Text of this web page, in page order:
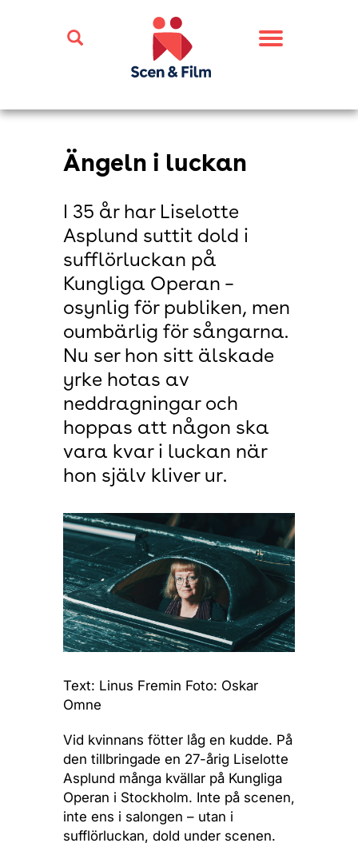
Toggle
Ängeln i luckan
I 35 år har Liselotte
Asplund suttit dold i
sufflörluckan på
Kungliga Operan –
osynlig för publiken, men
oumbärlig för sångarna.
Nu ser hon sitt älskade
yrke hotas av
neddragningar och
hoppas att någon ska
vara kvar i luckan när
hon själv kliver ur.
Text: Linus Fremin Foto: Oskar
Omne
Vid kvinnans fötter låg en kudde. På
den tillbringade en 27-årig Liselotte
Asplund många kvällar på Kungliga
Operan i Stockholm. Inte på scenen,
inte ens i salongen – utan i
sufflörluckan, dold under scenen.